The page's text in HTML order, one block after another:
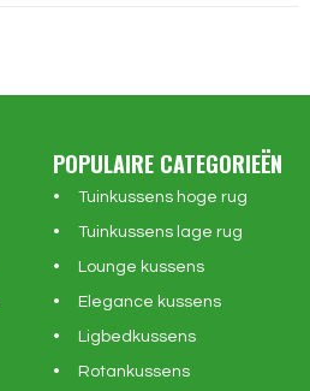
POPULAIRE CATEGORIEËN
Tuinkussens hoge rug
Tuinkussens lage rug
Lounge kussens
Elegance kussens
Ligbedkussens
Rotankussens